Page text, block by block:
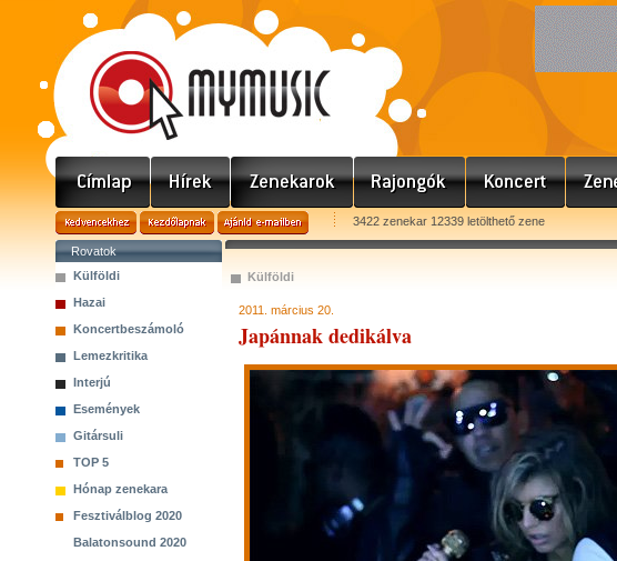
3422 zenekar 12339 letölthető zene
Rovatok
Külföldi
Hazai
Koncertbeszámoló
Lemezkritika
Interjú
Események
Gitársuli
TOP 5
Hónap zenekara
Fesztiválblog 2020
Balatonsound 2020
Külföldi
2011. március 20.
Japánnak dedikálva